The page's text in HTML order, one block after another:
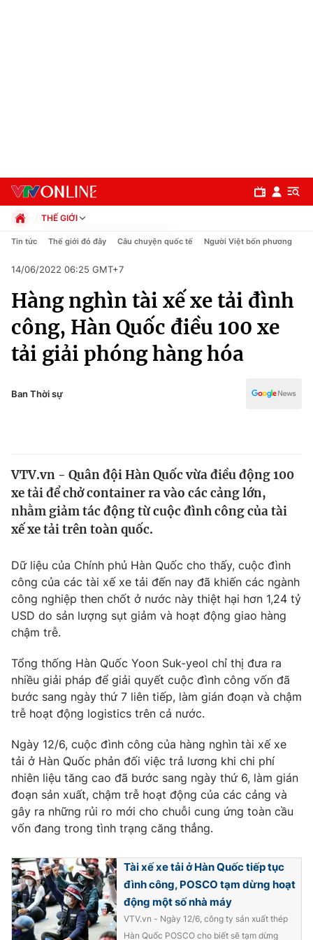
Chuyên mục
Chính trị
Xã hội
Pháp luật
Thế giới
Tin tức
Thế giới đó đây
Câu chuyện quốc tế
Kinh tế
Thị trường
Góc doanh nghiệp
Dữ liệu và đời sống
Truyền hình
Phim VTV
Hậu trường
Nhân vật
Khán giả
Giải sao mai
Giải trí
Điện ảnh
Âm nhạc
Đời sống
Du lịch
Làm đẹp
Chất lượng cuộc sống
Giáo dục
Tuyển sinh
Học trực tuyến
Công nghệ
Hitech Công nghệ tương lai
Sản phẩm
Tư vấn
Giao lưu trực tuyến
Chuyên mục khác
Emagazine Podcast
THẾ GIỚI
Chính trị
Pháp luật
Kinh tế
Thể thao
Truyền hình
Văn hóa - Giải trí
Y tế
Công nghệ
Tin tức Thế giới đó đây Câu chuyện quốc tế Người Việt bốn phương
14/06/2022 06:25 GMT+7
Hàng nghìn tài xế xe tải đình
công, Hàn Quốc điều 100 xe
tải giải phóng hàng hóa
Ban Thời sự
VTV.vn - Quân đội Hàn Quốc vừa điều động 100
xe tải để chở container ra vào các cảng lớn,
nhằm giảm tác động từ cuộc đình công của tài
xế xe tải trên toàn quốc.
Dữ liệu của Chính phủ Hàn Quốc cho thấy, cuộc đình
công của các tài xế xe tải đến nay đã khiến các ngành
công nghiệp then chốt ở nước này thiệt hại hơn 1,24 tỷ
USD do sản lượng sụt giảm và hoạt động giao hàng
chậm trễ.
Tổng thống Hàn Quốc Yoon Suk-yeol chỉ thị đưa ra
nhiều giải pháp để giải quyết cuộc đình công vốn đã
bước sang ngày thứ 7 liên tiếp, làm gián đoạn và chậm
trễ hoạt động logistics trên cả nước.
Ngày 12/6, cuộc đình công của hàng nghìn tài xế xe
tải ở Hàn Quốc phản đối việc trả lương khi chi phí
nhiên liệu tăng cao đã bước sang ngày thứ 6, làm gián
đoạn sản xuất, chậm trễ hoạt động của các cảng và
gây ra những rủi ro mới cho chuỗi cung ứng toàn cầu
vốn đang trong tình trạng căng thẳng.
Tài xế xe tải ở Hàn Quốc tiếp tục
đình công, POSCO tạm dừng hoạt
động một số nhà máy
VTV.vn - Ngày 12/6, công ty sản xuất thép
Hàn Quốc POSCO cho biết sẽ tạm dừng